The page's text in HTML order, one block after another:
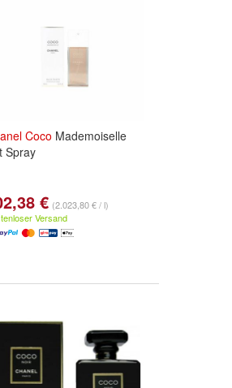
Coco Mademoiselle
Spray
€ (2.023,80 € / l)
Versand